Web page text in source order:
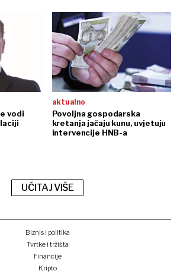
vodi
aktualno
Povoljna gospodarska
kretanja jačaju kunu, uvjetuju
intervencije HNB-a
UČITAJ VIŠE
Biznis i politika
Tvrtke i tržišta
Financije
Kripto